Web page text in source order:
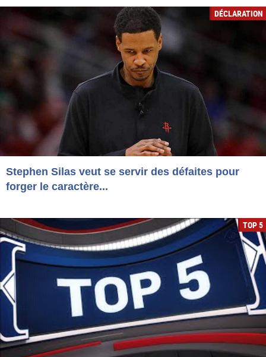
DÉCLARATION
Stephen Silas veut se servir des défaites pour
forger le caractère...
TOP 5